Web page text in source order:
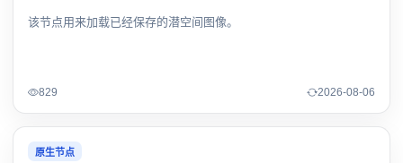
该节点用来加载已经保存的潜空间图像。
829 2026-08-06
原生节点